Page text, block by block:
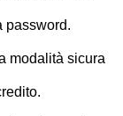
password.
modalità sicura